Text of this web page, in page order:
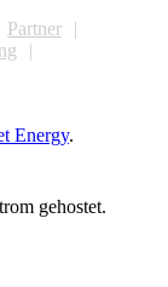
Partner
Energy.
gehostet.